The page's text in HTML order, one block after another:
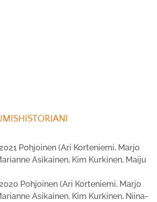
Pohjoinen (Ari Korteniemi, Marjo
Asikainen, Kim Kurkinen, Maiju
Pohjoinen (Ari Korteniemi, Marjo
Asikainen, Kim Kurkinen, Niina-